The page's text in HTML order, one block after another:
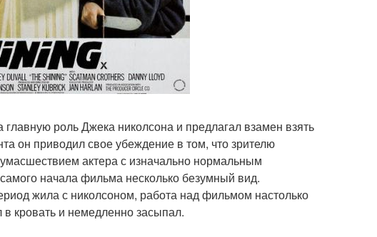
роль Джека николсона и предлагал взамен взять
он приводил свое убеждение в том, что зрителю
актера с изначально нормальным
начала фильма несколько безумный вид.
жила с николсоном, работа над фильмом настолько
кровать и немедленно засыпал.